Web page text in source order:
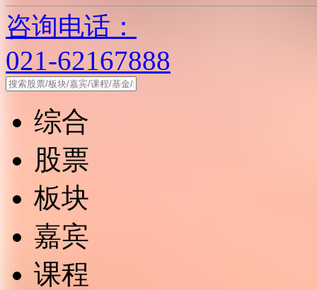
咨询电话：
021-62167888
综合
股票
板块
嘉宾
课程